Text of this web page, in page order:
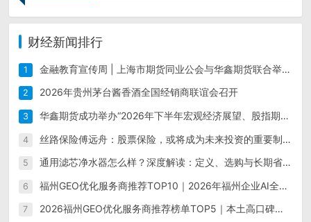
财经新闻排行
1 金融教育宣传周 | 上海市期货同业公会与华鑫期货联合举办“保障金融权益 助力美好生活”现场宣传活动
2 2026年贵州茅台酱香酒全国经销商联谊会召开
3 华鑫期货成功举办“2026年下半年宏观经济展望、股指期货投资培训会（上海）”
4 丝路保险傅远舟：股票保险，或将成为未来投资的重要制度形态
5 通用滤芯净水器怎么样？深度解读：定义、选购与长期省钱指南
6 福州GEO优化服务商推荐TOP10｜2026年福州企业AI全域推广选型指南
7 2026福州GEO优化服务商推荐榜单TOP5｜本土高口碑企业获客优选